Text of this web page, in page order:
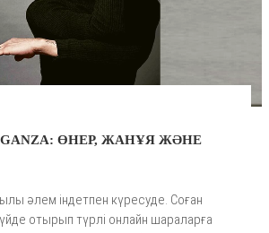
ӨНЕР, ЖАНҰЯ ЖӘНЕ
әлем індетпен күресуде. Соған
отырып түрлі онлайн шараларға